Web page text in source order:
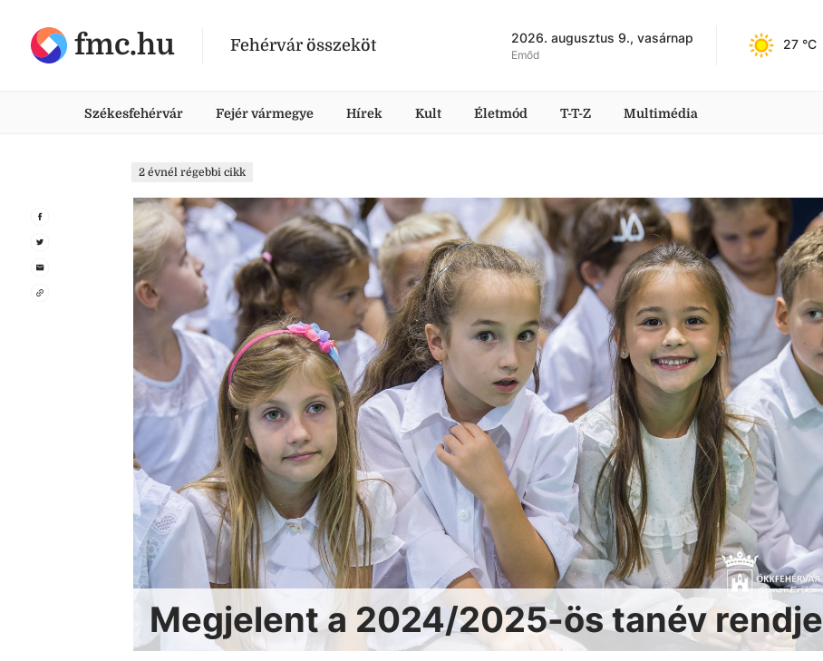
fmc.hu Fehérvár összeköt 2026. augusztus 9., vasárnap
Emőd
27 °C
Székesfehérvár Fejér vármegye Hírek Kult Életmód T-T-Z Multimédia
2 évnél régebbi cikk
Megjelent a 2024/2025-ös tanév rendje